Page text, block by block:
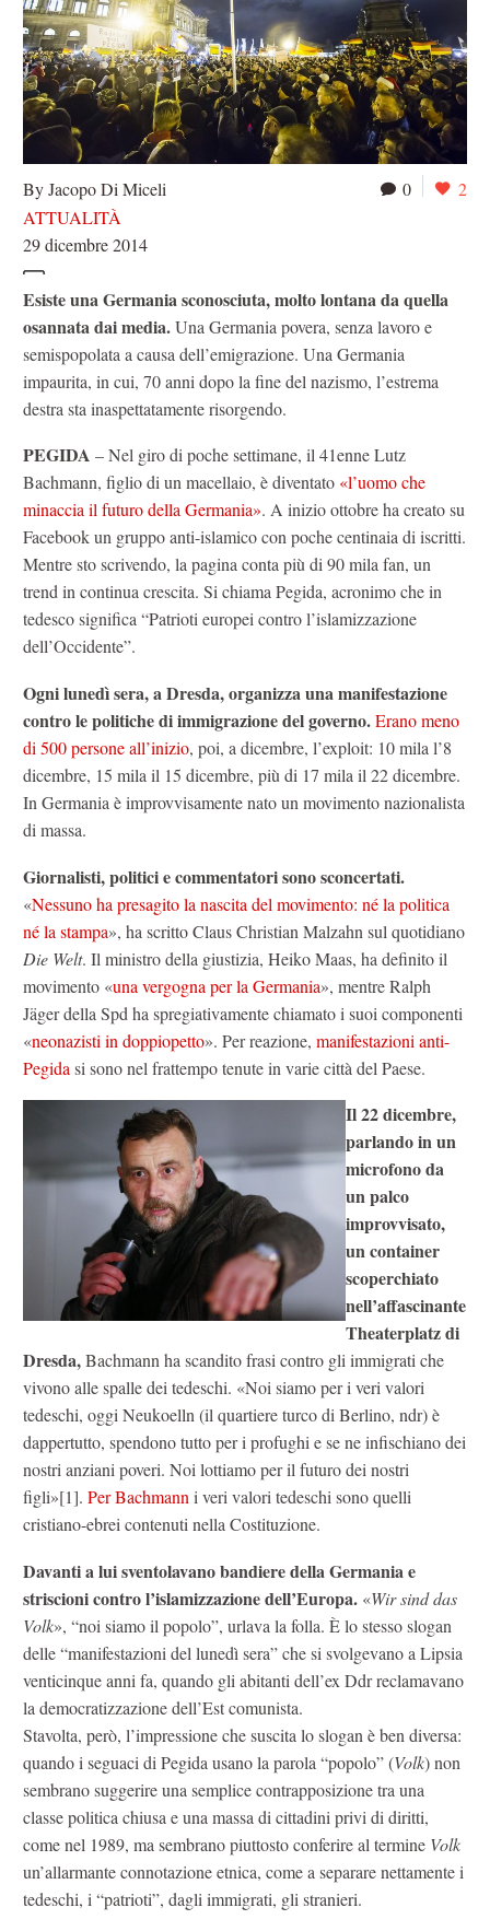
0 2
By Jacopo Di Miceli
ATTUALITÀ
29 dicembre 2014
Esiste una Germania sconosciuta, molto lontana da quella
osannata dai media.Una Germania povera, senza lavoro e
semispopolata a causa dell’emigrazione. Una Germania
impaurita, in cui, 70 anni dopo la fine del nazismo, l’estrema
destra sta inaspettatamente risorgendo.
PEGIDA – Nel giro di poche settimane, il 41enne Lutz
Bachmann, figlio di un macellaio, è diventato «l’uomo che
minaccia il futuro della Germania». A inizio ottobre ha creato su
Facebook un gruppo anti-islamico con poche centinaia di iscritti.
Mentre sto scrivendo, la pagina conta più di 90 mila fan, un
trend in continua crescita. Si chiama Pegida, acronimo che in
tedesco significa “Patrioti europei contro l’islamizzazione
dell’Occidente”.
Ogni lunedì sera, a Dresda, organizza una manifestazione
contro le politiche di immigrazione del governo.Erano meno
di 500 persone all’inizio, poi, a dicembre, l’exploit: 10 mila l’8
dicembre, 15 mila il 15 dicembre, più di 17 mila il 22 dicembre.
In Germania è improvvisamente nato un movimento nazionalista
di massa.
Giornalisti, politici e commentatori sono sconcertati.
«Nessuno ha presagito la nascita del movimento: né la politica
né la stampa», ha scritto Claus Christian Malzahn sul quotidiano
Die Welt. Il ministro della giustizia, Heiko Maas, ha definito il
movimento «una vergogna per la Germania», mentre Ralph
Jäger della Spd ha spregiativamente chiamato i suoi componenti
«neonazisti in doppiopetto». Per reazione, manifestazioni anti-
Pegida si sono nel frattempo tenute in varie città del Paese.
Il 22 dicembre,
parlando in un
microfono da
un palco
improvvisato,
un container
scoperchiato
nell’affascinante
Theaterplatz di
Dresda,Bachmann ha scandito frasi contro gli immigrati che
vivono alle spalle dei tedeschi. «Noi siamo per i veri valori
tedeschi, oggi Neukoelln (il quartiere turco di Berlino, ndr) è
dappertutto, spendono tutto per i profughi e se ne infischiano dei
nostri anziani poveri. Noi lottiamo per il futuro dei nostri
figli»[1]. Per Bachmanni veri valori tedeschi sono quelli
cristiano-ebrei contenuti nella Costituzione.
Davanti a lui sventolavano bandiere della Germania e
striscioni contro l’islamizzazione dell’Europa. «Wir sind das
Volk», “noi siamo il popolo”, urlava la folla. È lo stesso slogan
delle “manifestazioni del lunedì sera” che si svolgevano a Lipsia
venticinque anni fa, quando gli abitanti dell’ex Ddr reclamavano
la democratizzazione dell’Est comunista.
Stavolta, però, l’impressione che suscita lo slogan è ben diversa:
quando i seguaci di Pegida usano la parola “popolo” (Volk) non
sembrano suggerire una semplice contrapposizione tra una
classe politica chiusa e una massa di cittadini privi di diritti,
come nel 1989, ma sembrano piuttosto conferire al termine Volk
un’allarmante connotazione etnica, come a separare nettamente i
tedeschi, i “patrioti”, dagli immigrati, gli stranieri.